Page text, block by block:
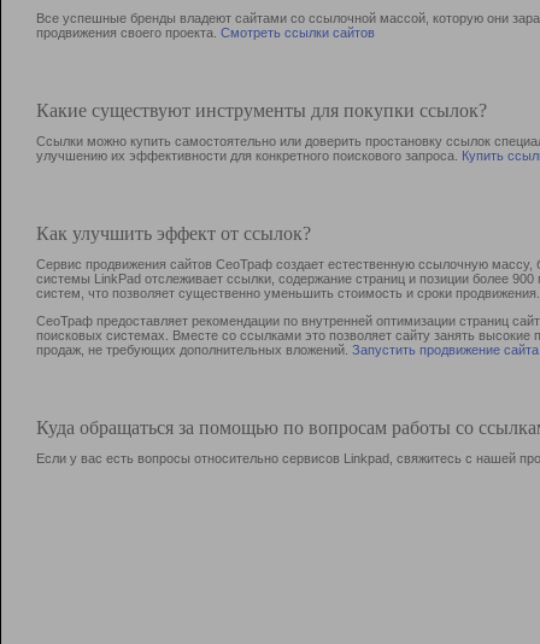
Все успешные бренды владеют сайтами со ссылочной массой, которую они
продвижения своего проекта. Смотреть ссылки сайтов
Какие существуют инструменты для покупки ссылок?
Ссылки можно купить самостоятельно или доверить простановку ссылок
улучшению их эффективности для конкретного поискового запроса. Купить
Как улучшить эффект от ссылок?
Сервис продвижения сайтов СеоТраф создает естественную ссылочную
системы LinkPad отслеживает ссылки, содержание страниц и позиции более
систем, что позволяет существенно уменьшить стоимость и сроки продвижения.
СеоТраф предоставляет рекомендации по внутренней оптимизации страниц
поисковых системах. Вместе со ссылками это позволяет сайту занять
продаж, не требующих дополнительных вложений. Запустить продвижение сайта
Куда обращаться за помощью по вопросам работы со
Если у вас есть вопросы относительно сервисов Linkpad, свяжитесь с нашей